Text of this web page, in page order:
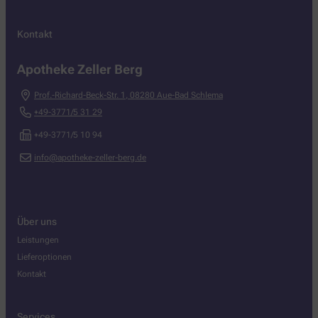
Kontakt
Apotheke Zeller Berg
Prof.-Richard-Beck-Str. 1 08280 Aue-Bad Schlema
+49-3771/5 31 29
+49-3771/5 10 94
info@apotheke-zeller-berg.de
Über uns
Leistungen
Lieferoptionen
Kontakt